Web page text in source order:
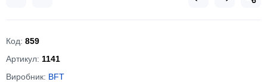
Код: 859
Артикул: 1141
Виробник: BFT